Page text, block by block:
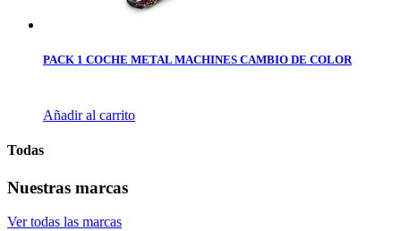
PACK 1 COCHE METAL MACHINES CAMBIO DE COLOR
Añadir al carrito
Todas
Nuestras marcas
Ver todas las marcas